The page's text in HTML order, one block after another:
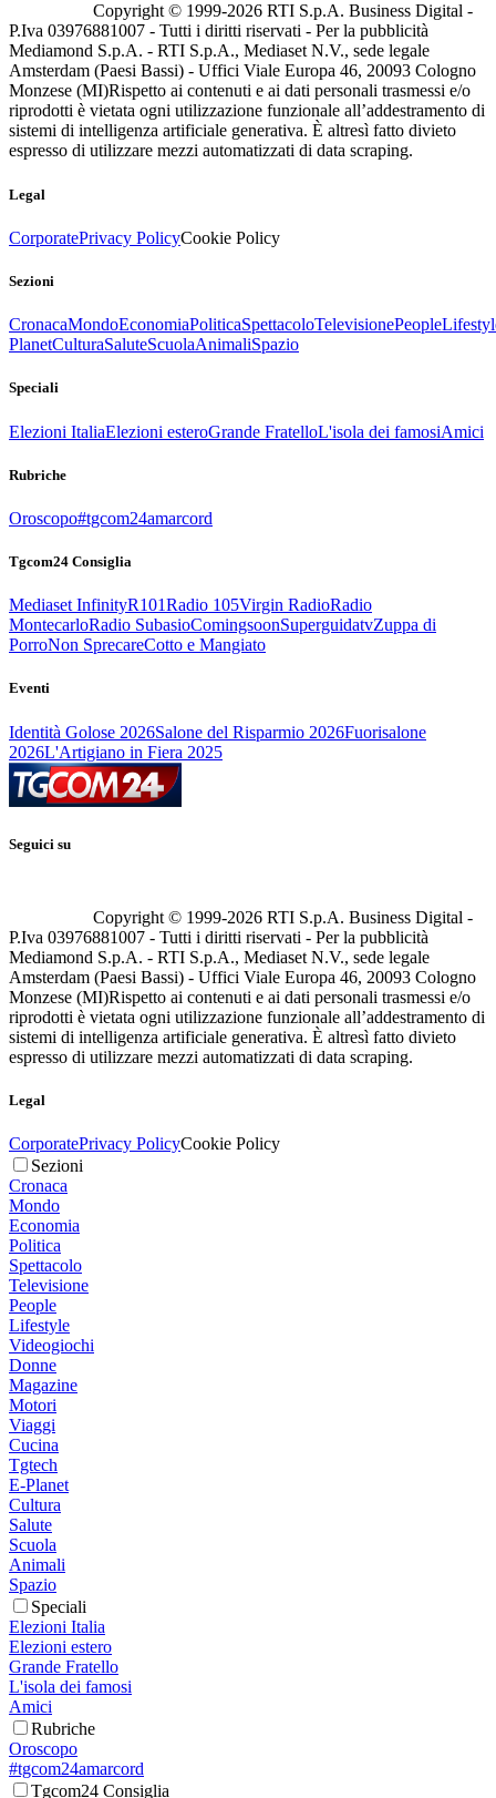
Copyright © 1999-2026 RTI S.p.A. Business Digital -
P.Iva 03976881007 - Tutti i diritti riservati - Per la pubblicità
Mediamond S.p.A. - RTI S.p.A., Mediaset N.V., sede legale
Amsterdam (Paesi Bassi) - Uffici Viale Europa 46, 20093 Cologno
Monzese (MI)Rispetto ai contenuti e ai dati personali trasmessi e/o
riprodotti è vietata ogni utilizzazione funzionale all’addestramento di
sistemi di intelligenza artificiale generativa. È altresì fatto divieto
espresso di utilizzare mezzi automatizzati di data scraping.
Legal
CorporatePrivacy PolicyCookie Policy
Sezioni
CronacaMondoEconomiaPoliticaSpettacoloTelevisionePeople
PlanetCulturaSaluteScuolaAnimaliSpazio
Speciali
Elezioni ItaliaElezioni esteroGrande FratelloL'isola dei famosiAmici
Rubriche
Oroscopo#tgcom24amarcord
Tgcom24 Consiglia
Mediaset InfinityR101Radio 105Virgin RadioRadio
MontecarloRadio SubasioComingsoonSuperguidatvZuppa di
PorroNon SprecareCotto e Mangiato
Eventi
Identità Golose 2026Salone del Risparmio 2026Fuorisalone
2026L'Artigiano in Fiera 2025
Seguici su
Copyright © 1999-2026 RTI S.p.A. Business Digital -
P.Iva 03976881007 - Tutti i diritti riservati - Per la pubblicità
Mediamond S.p.A. - RTI S.p.A., Mediaset N.V., sede legale
Amsterdam (Paesi Bassi) - Uffici Viale Europa 46, 20093 Cologno
Monzese (MI)Rispetto ai contenuti e ai dati personali trasmessi e/o
riprodotti è vietata ogni utilizzazione funzionale all’addestramento di
sistemi di intelligenza artificiale generativa. È altresì fatto divieto
espresso di utilizzare mezzi automatizzati di data scraping.
Legal
CorporatePrivacy PolicyCookie Policy
Sezioni
Cronaca
Mondo
Economia
Politica
Spettacolo
Televisione
People
Lifestyle
Videogiochi
Donne
Magazine
Motori
Viaggi
Cucina
Tgtech
E-Planet
Cultura
Salute
Scuola
Animali
Spazio
Speciali
Elezioni Italia
Elezioni estero
Grande Fratello
L'isola dei famosi
Amici
Rubriche
Oroscopo
#tgcom24amarcord
Tgcom24 Consiglia